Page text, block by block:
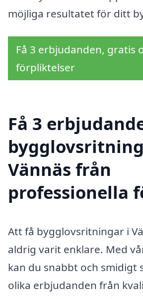
möjliga resultatet för ditt
Få 3 erbjudanden, gratis
förpliktelser
Få 3
Vännäs från
professionella
Att få bygglovsritningar i
aldrig varit enklare. Med
kan du snabbt och smidigt
olika erbjudanden från